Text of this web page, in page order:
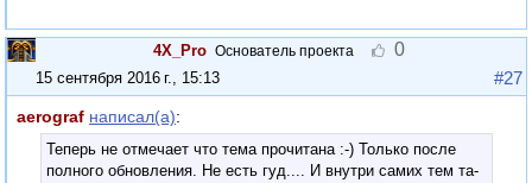
4X_Pro Основатель проекта 0
15 сентября 2016 г., 15:13 #27
aerograf написал(а):
Теперь не отмечает что тема прочитана :-) Только после
полного обновления. Не есть гуд.... И внутри самих тем та-